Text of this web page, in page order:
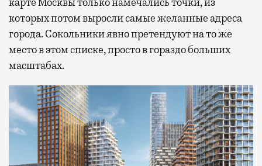
которых потом выросли самые желанные адреса
города. Сокольники явно претендуют на то же
место в этом списке, просто в гораздо больших
масштабах.